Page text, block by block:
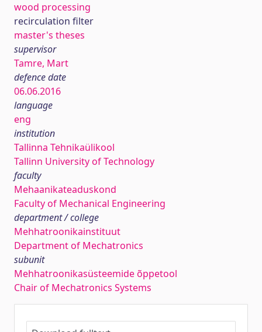
wood processing
recirculation filter
master's theses
supervisor
Tamre, Mart
defence date
06.06.2016
language
eng
institution
Tallinna Tehnikaülikool
Tallinn University of Technology
faculty
Mehaanikateaduskond
Faculty of Mechanical Engineering
department / college
Mehhatroonikainstituut
Department of Mechatronics
subunit
Mehhatroonikasüsteemide õppetool
Chair of Mechatronics Systems